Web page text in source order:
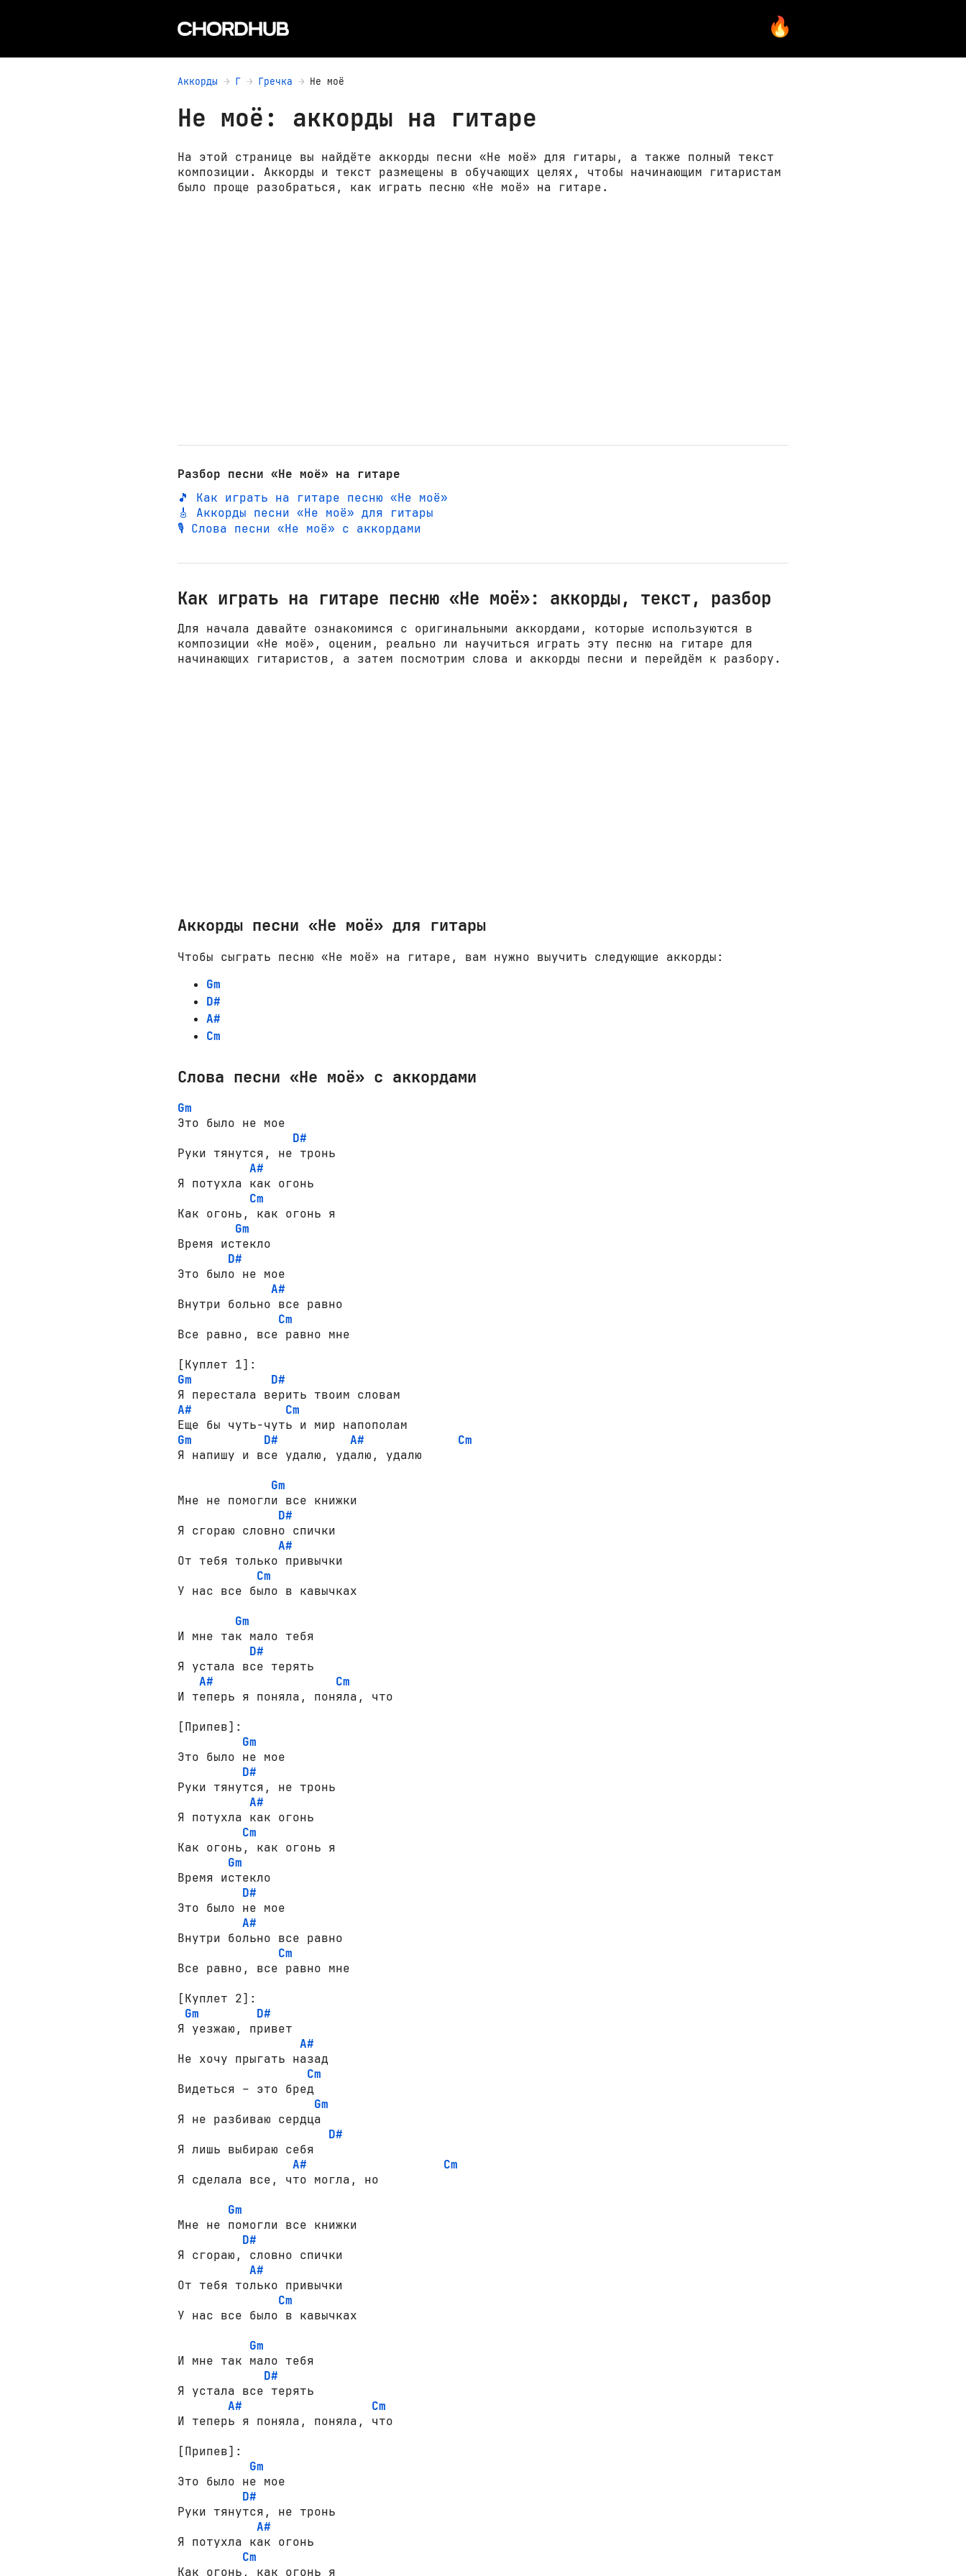
Аккорды Г Гречка Не моё
Не моё: аккорды на гитаре
На этой странице вы найдёте аккорды песни «Не моё» для гитары, а также полный текст
композиции. Аккорды и текст размещены в обучающих целях, чтобы начинающим гитаристам
было проще разобраться, как играть песню «Не моё» на гитаре.
Разбор песни «Не моё» на гитаре
🎵 Как играть на гитаре песню «Не моё»
🎸 Аккорды песни «Не моё» для гитары
🎙️ Слова песни «Не моё» с аккордами
Как играть на гитаре песню «Не моё»: аккорды, текст, разбор
Для начала давайте ознакомимся с оригинальными аккордами, которые используются в
композиции «Не моё», оценим, реально ли научиться играть эту песню на гитаре для
начинающих гитаристов, а затем посмотрим слова и аккорды песни и перейдём к разбору.
Аккорды песни «Не моё» для гитары
Чтобы сыграть песню «Не моё» на гитаре, вам нужно выучить следующие аккорды:
Gm
D#
A#
Cm
Слова песни «Не моё» с аккордами
Gm
Это было не мое
D#
Руки тянутся, не тронь
A#
Я потухла как огонь
Cm
Как огонь, как огонь я
Gm
Время истекло
D#
Это было не мое
A#
Внутри больно все равно
Cm
Все равно, все равно мне
[Куплет 1]:
Gm
D#
A#
Cm
Gm
D# A#
Cm
Я напишу и все удалю, удалю, удалю
Gm
Мне не помогли все книжки
D#
Я сгораю словно спички
A#
От тебя только привычки
Cm
У нас все было в кавычках
Gm
И мне так мало тебя
D#
Я устала все терять
A#
Cm
И теперь я поняла, поняла, что
[Припев]:
Gm
Это было не мое
D#
Руки тянутся, не тронь
A#
Я потухла как огонь
Cm
Как огонь, как огонь я
Gm
Время истекло
D#
Это было не мое
A#
Внутри больно все равно
Cm
[Куплет 2]:
Gm
D#
Я уезжаю, привет
A#
Не хочу прыгать назад
Cm
Видеться – это бред
Gm
Я не разбиваю сердца
D#
Я лишь выбираю себя
A#
Cm
Я сделала все, что могла, но
Gm
Мне не помогли все книжки
D#
Я сгораю, словно спички
A#
От тебя только привычки
Cm
У нас все было в кавычках
Gm
И мне так мало тебя
D#
Я устала все терять
A#
Cm
И теперь я поняла, поняла, что
[Припев]:
Gm
Это было не мое
D#
Руки тянутся, не тронь
A#
Я потухла как огонь
Cm
Как огонь, как огонь я